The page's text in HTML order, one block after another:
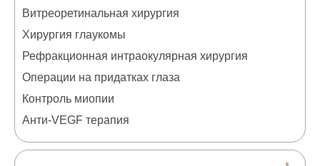
Витреоретинальная хирургия
Хирургия глаукомы
Рефракционная интраокулярная хирургия
Операции на придатках глаза
Контроль миопии
Анти-VEGF терапия